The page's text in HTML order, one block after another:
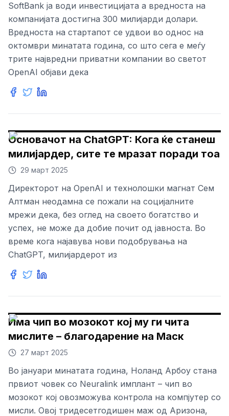
SoftBank ја води инвестицијата а вредноста на
компанијата достигна 300 милијарди долари.
Вредноста на стартапот се удвои во однос на
октомври минатата година, со што сега е меѓу
трите највредни приватни компании во светот
OpenAI објави дека
Основачот на ChatGPT: Кога ќе станеш
милијардер, сите те мразат поради тоа
29 март 2025
Директорот на OpenAI и технолошки магнат Сем
Алтман неодамна се пожали на социјалните
мрежи дека, без оглед на своето богатство и
успех, не може да добие почит од јавноста. Во
време кога најавува нови подобрувања на
ChatGPT, милијардерот из
Има чип во мозокот кој му ги чита
мислите – благодарение на Маск
27 март 2025
Во јануари минатата година, Ноланд Арбоу стана
првиот човек со Neuralink имплант – чип во
мозокот кој овозможува контрола на компјутер со
мисли. Овој тридесетгодишен маж од Аризона,